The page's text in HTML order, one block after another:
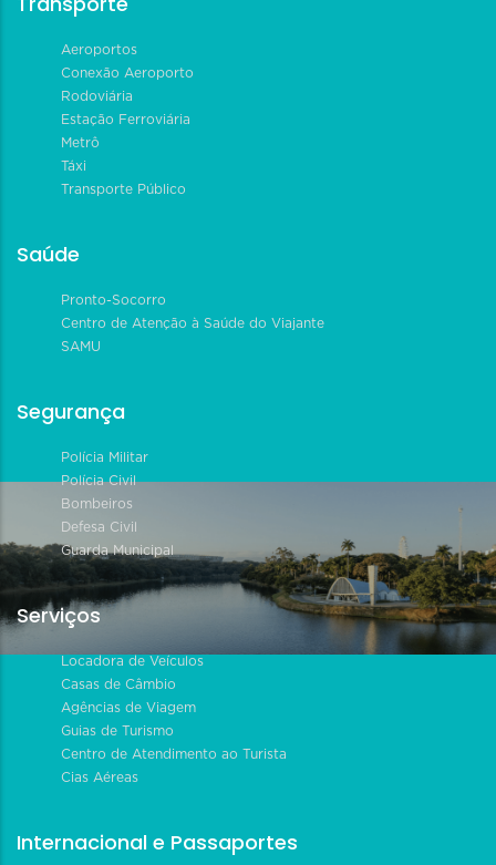
Aeroportos
Conexão Aeroporto
Rodoviária
Estação Ferroviária
Metrô
Táxi
Transporte Público
Saúde
Pronto-Socorro
Centro de Atenção à Saúde do Viajante
SAMU
Segurança
Polícia Militar
Polícia Civil
Bombeiros
Defesa Civil
Guarda Municipal
Serviços
Locadora de Veículos
Casas de Câmbio
Agências de Viagem
Guias de Turismo
Centro de Atendimento ao Turista
Cias Aéreas
Internacional e Passaportes